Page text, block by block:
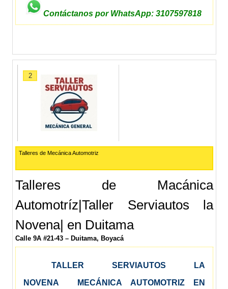
Contáctanos por WhatsApp: 3107597818
2
Talleres de Mecánica Automotriz
Talleres de Macánica
Automotríz|Taller Serviautos la
Novena| en Duitama
Calle 9A #21-43 – Duitama, Boyacá
TALLER SERVIAUTOS LA
NOVENA MECÁNICA AUTOMOTRIZ EN